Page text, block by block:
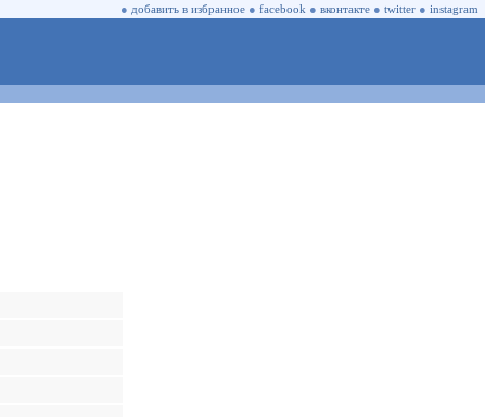
● добавить в избранное ● facebook ● вконтакте ● twitter ● instagram